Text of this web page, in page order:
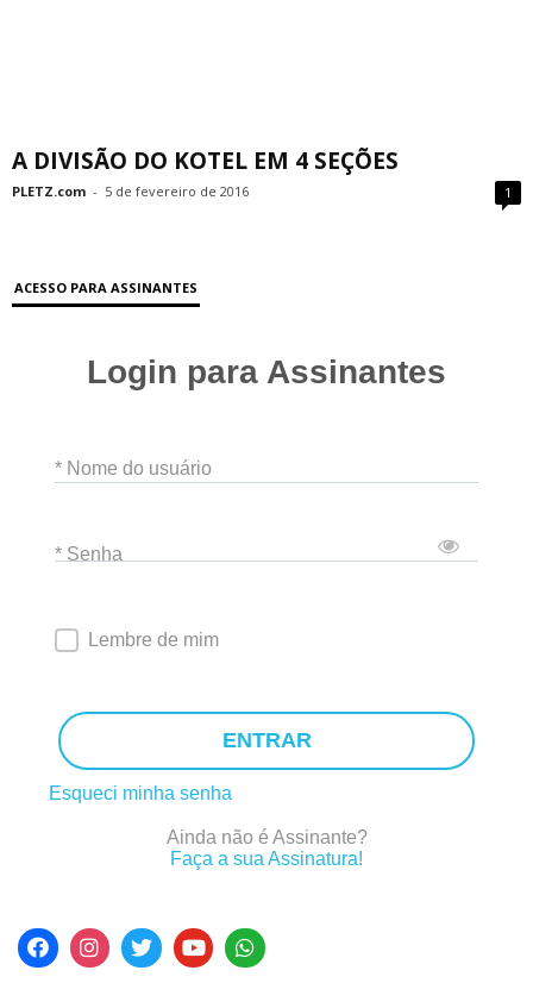
A DIVISÃO DO KOTEL EM 4 SEÇÕES
PLETZ.com - 5 de fevereiro de 2016 1
ACESSO PARA ASSINANTES
Login para Assinantes
* Nome do usuário
* Senha
Lembre de mim
ENTRAR
Esqueci minha senha
Ainda não é Assinante?
Faça a sua Assinatura!